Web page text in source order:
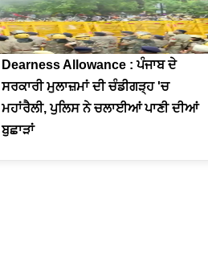
Dearness Allowance : ਪੰਜਾਬ ਦੇ
ਸਰਕਾਰੀ ਮੁਲਾਜ਼ਮਾਂ ਦੀ ਚੰਡੀਗੜ੍ਹ 'ਚ
ਮਹਾਂਰੈਲੀ, ਪੁਲਿਸ ਨੇ ਚਲਾਈਆਂ ਪਾਣੀ ਦੀਆਂ
ਬੁਛਾੜਾਂ